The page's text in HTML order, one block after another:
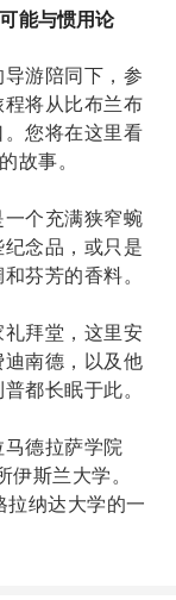
能与惯用论
游陪同下，参
将从比布兰布
您将在这里看
故事。
个充满狭窄蜿
念品，或只是
芬芳的香料。
拜堂，这里安
南德，以及他
都长眠于此。
德拉萨学院
伊斯兰大学。
拉纳达大学的一